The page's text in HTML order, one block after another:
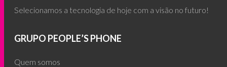
Selecionamos a tecnologia de hoje com a visão no futuro!
GRUPO PEOPLE’S PHONE
Quem somos